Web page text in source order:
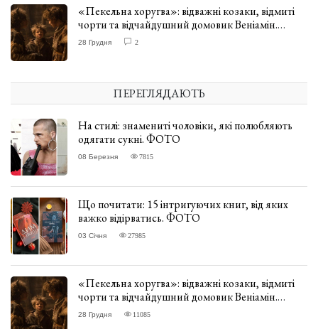
«Пекельна хоругва»: відважні козаки, відмиті
чорти та відчайдушний домовик Веніамін.
ВІДГУК
28 Грудня 2
ПЕРЕГЛЯДАЮТЬ
На стилі: знамениті чоловіки, які полюбляють
одягати сукні. ФОТО
08 Березня 7815
Що почитати: 15 інтригуючих книг, від яких
важко відірватись. ФОТО
03 Січня 27985
«Пекельна хоругва»: відважні козаки, відмиті
чорти та відчайдушний домовик Веніамін.
ВІДГУК
28 Грудня 11085